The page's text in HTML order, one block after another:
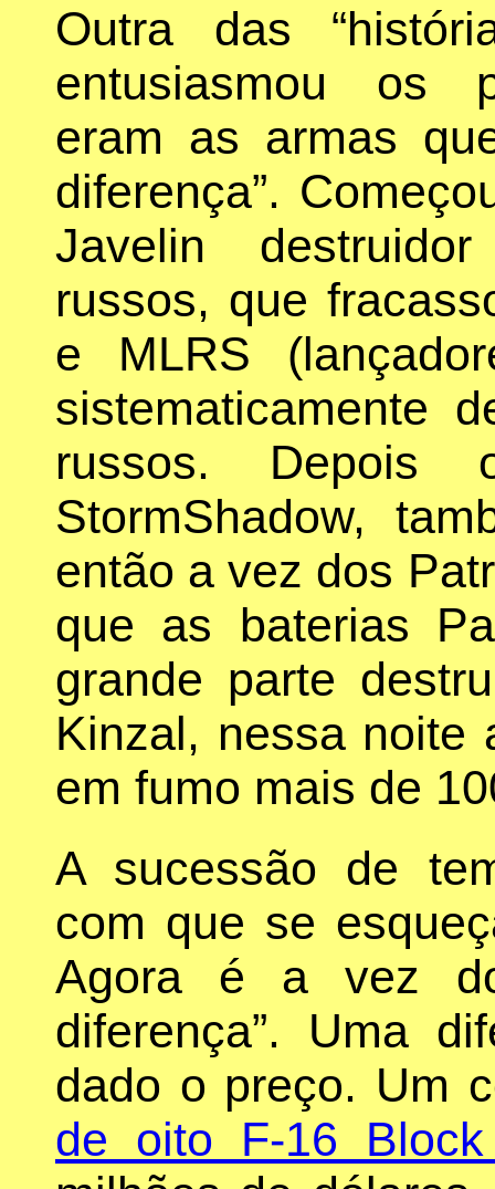
Outra das
entusiasmou os
eram as armas
diferença”.
Javelin
russos, que
e MLRS
sistematicamente
russos. Depois
StormShadow,
então a vez dos
que as baterias
grande parte
Kinzal, nessa noite
em fumo mais de
A sucessão de
com que se
Agora é a vez
diferença”. Uma
dado o preço. Um
de oito F-16